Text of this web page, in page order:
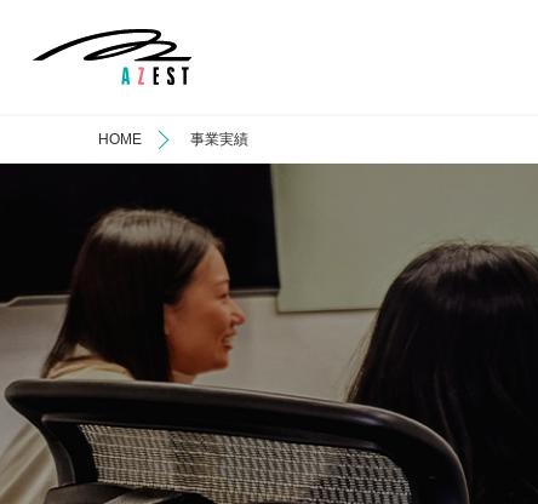
HOME 事業実績